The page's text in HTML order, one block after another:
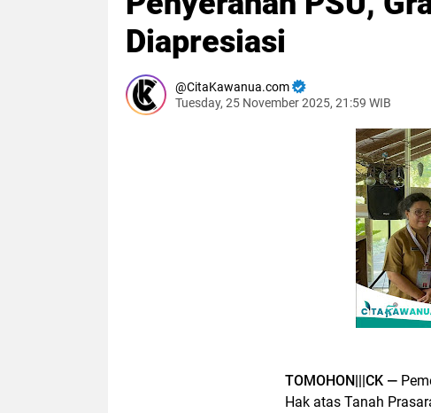
Diapresiasi
CitaKawanua.com
Tuesday, 25 November 2025, 21:59 WIB
TOMOHON|||CK —
Hak atas Tanah